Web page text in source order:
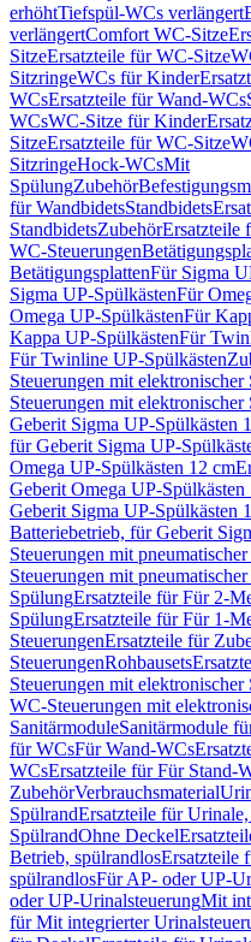
erhöhtTiefspül-WCs verlängert
verlängertComfort WC-Sitze
SitzeErsatzteile für WC-Sitze
SitzringeWCs für Kinder
WCsErsatzteile für Wand-WCs
WCsWC-Sitze für Kinder
SitzeErsatzteile für WC-Sitze
SitzringeHock-WCsMit
SpülungZubehör
für WandbidetsStandbidets
StandbidetsZubehörErsatzteile
WC-Steuerungen
BetätigungsplattenFür Sigma
Sigma UP-SpülkästenFür
Omega UP-SpülkästenFür
Kappa UP-SpülkästenFür
Für Twinline UP-Spülkästen
Steuerungen mit elektronischer
Steuerungen mit elektronischer
Geberit Sigma UP-Spülkästen
für Geberit Sigma UP-
Omega UP-Spülkästen 12 cm
Geberit Omega UP-Spülkästen
Geberit Sigma UP-Spülkästen
Batteriebetrieb, für Geberit
Steuerungen mit
Steuerungen mit
SpülungErsatzteile für Für 2-
SpülungErsatzteile für Für 1-
SteuerungenErsatzteile für
SteuerungenRohbausets
Steuerungen mit elektronischer
WC-Steuerungen mit
SanitärmoduleSanitärmodule
für WCsFür Wand-WCs
WCsErsatzteile für Für Stand-
ZubehörVerbrauchsmaterial
SpülrandErsatzteile für
SpülrandOhne Deckel
Betrieb, spülrandlosErsatzteile
spülrandlosFür AP- oder UP-
oder UP-UrinalsteuerungMit
für Mit integrierter